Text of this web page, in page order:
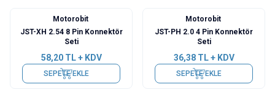
Motorobit
JST-XH 2.54 8 Pin Konnektör
Seti
58,20TL + KDV
SEPETE EKLE
Motorobit
JST-PH 2.0 4 Pin Konnektör
Seti
36,38TL + KDV
SEPETE EKLE